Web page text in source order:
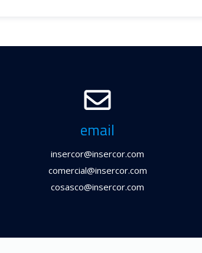
email
insercor@insercor.com
comercial@insercor.com
cosasco@insercor.com